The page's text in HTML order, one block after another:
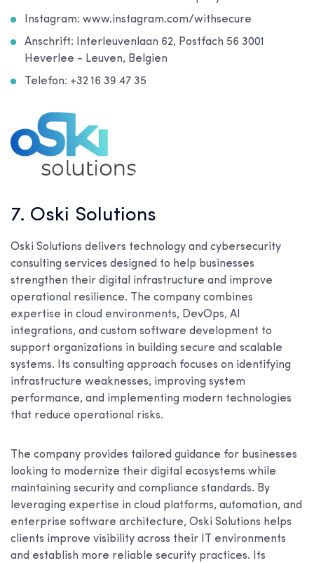
Instagram: www.instagram.com/withsecure
Anschrift: Interleuvenlaan 62, Postfach 56 3001
Heverlee - Leuven, Belgien
Telefon: +32 16 39 47 35
7. Oski Solutions
Oski Solutions delivers technology and cybersecurity
consulting services designed to help businesses
strengthen their digital infrastructure and improve
operational resilience. The company combines
expertise in cloud environments, DevOps, AI
integrations, and custom software development to
support organizations in building secure and scalable
systems. Its consulting approach focuses on identifying
infrastructure weaknesses, improving system
performance, and implementing modern technologies
that reduce operational risks.
The company provides tailored guidance for businesses
looking to modernize their digital ecosystems while
maintaining security and compliance standards. By
leveraging expertise in cloud platforms, automation, and
enterprise software architecture, Oski Solutions helps
clients improve visibility across their IT environments
and establish more reliable security practices. Its